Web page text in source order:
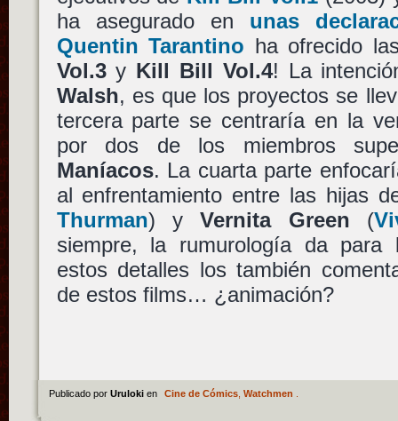
ha asegurado en unas
Quentin Tarantino ha ofrecido
Vol.3y Kill Bill Vol.4! La
Walsh, es que los proyectos se
tercera parte se centraría en la
por dos de los miembros
Maníacos. La cuarta parte
al enfrentamiento entre las hijas
Thurman) yVernita Green (
siempre, la rumurología da para
estos detalles los también
de estos films… ¿animación?
Publicado por Uruloki en Cine de Cómics, Watchmen